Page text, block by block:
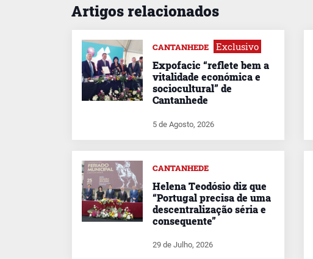
Artigos relacionados
CANTANHEDE Exclusivo
Expofacic “reflete bem a
vitalidade económica e
sociocultural” de
Cantanhede
5 de Agosto, 2026
CANTANHEDE
Helena Teodósio diz que
“Portugal precisa de uma
descentralização séria e
consequente”
29 de Julho, 2026